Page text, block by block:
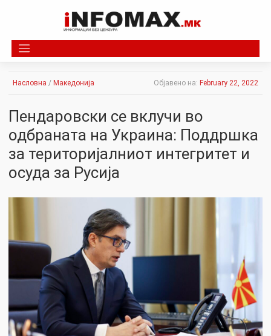
Насловна / Македонија Објавено на: February 22, 2022
Пендаровски се вклучи во
одбраната на Украина: Поддршка
за територијалниот интегритет и
осуда за Русија